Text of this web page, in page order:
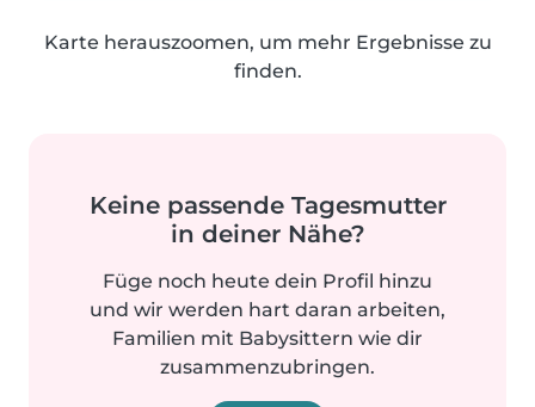
Karte herauszoomen, um mehr Ergebnisse zu
finden.
Keine passende Tagesmutter
in deiner Nähe?
Füge noch heute dein Profil hinzu
und wir werden hart daran arbeiten,
Familien mit Babysittern wie dir
zusammenzubringen.